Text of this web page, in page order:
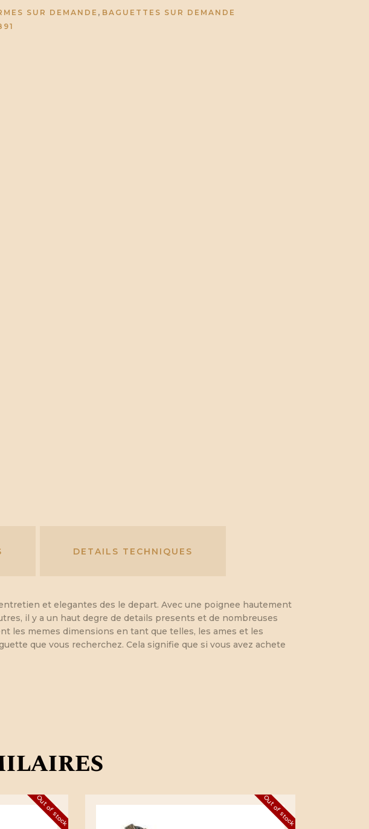
SUR DEMANDE , BAGUETTES SUR DEMANDE
DETAILS TECHNIQUES
et elegantes des le depart. Avec une poignee hautement
il y a un haut degre de details presents et de nombreuses
les memes dimensions en tant que telles, les ames et les
que vous recherchez. Cela signifie que si vous avez achete
Out of stock Out of stock